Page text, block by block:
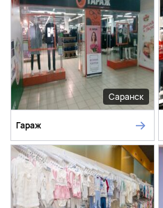
Саранск
Гараж